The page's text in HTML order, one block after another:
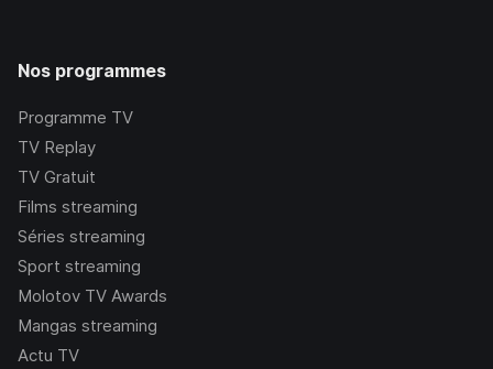
Nos programmes
Programme TV
TV Replay
TV Gratuit
Films streaming
Séries streaming
Sport streaming
Molotov TV Awards
Mangas streaming
Actu TV